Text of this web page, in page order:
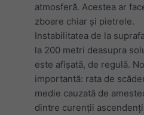
atmosferă. Acestea ar
zboare chiar și pietrele.
Instabilitatea de la
la 200 metri deasupra
este afișată, de regulă.
importantă: rata de
medie cauzată de
dintre curenții